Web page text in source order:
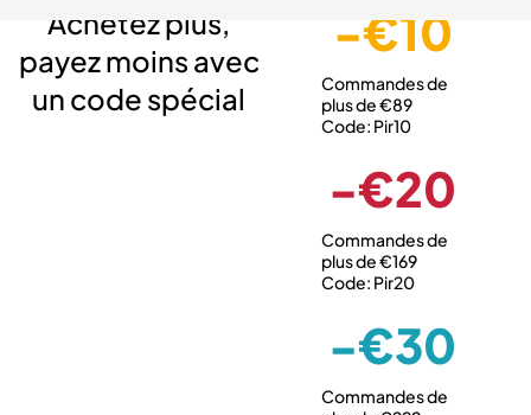
Achetez plus,
payez moins avec
un code spécial
-€10
Commandes de
plus de €89
Code: Pir10
-€20
Commandes de
plus de €169
Code: Pir20
-€30
Commandes de